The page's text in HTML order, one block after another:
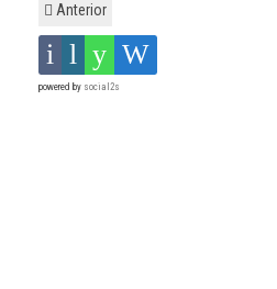
Anterior
powered by social2s